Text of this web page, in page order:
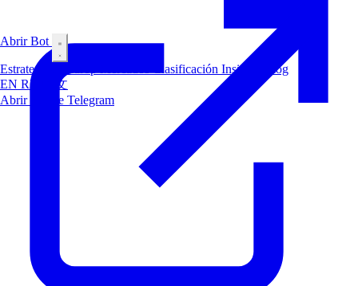
Abrir Bot
Estrategias Clasificación Insiders
Blog
EN RU
中文
Abrir Bot de Telegram